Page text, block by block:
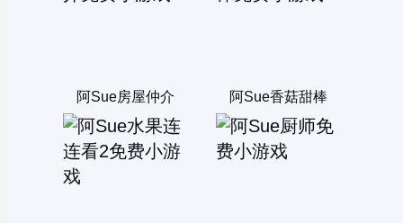
阿Sue房屋仲介 阿Sue香菇甜棒